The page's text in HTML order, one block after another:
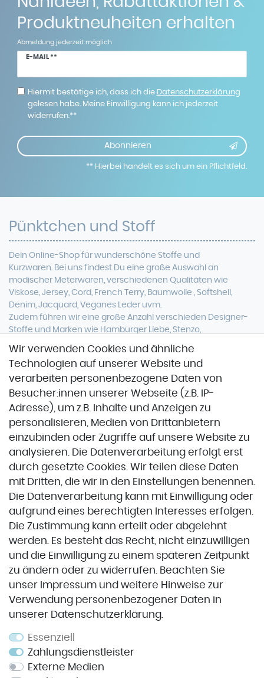
Produktneuheiten erhalten
Abmeldung jederzeit möglich
E-MAIL **
Newsletter
Hiermit bestätige ich, dass ich die Daten­schutz­erklärung
gelesen habe. Meine Einwilligung kann ich jederzeit
widerrufen.**
Abonnieren
** Hierbei handelt es sich um ein Pflichtfeld.
Pünktchen und Stoff
Dein Online-Shop für wunderschöne Stoffe und
Kurzwaren. Bei uns findest Du eine große Auswahl an
modischer Meterwaren, verschiedenen Qualitäten wie
Viskose, Jersey, Cord, French Terry, Baumwolle , Softshell ,
Denim, Jacquard, Veganes Leder uvm.
Zudem führen wir eine große Anzahl verschieden Designer-
Stoffe und Marken wie Hamburger Liebe, Stenzo,
Zahlung & Versand
Zahlung & Versand
VORKASSE
Service
Impressum
Datenschutz
Widerrufsrecht
AGB
Wir verwenden Cookies und ähnliche
Technologien auf unserer Website und
verarbeiten personenbezogene Daten von
Besucher:innen unserer Webseite (z.B. IP-
Adresse), um z.B. Inhalte und Anzeigen zu
personalisieren, Medien von Drittanbietern
einzubinden oder Zugriffe auf unsere Website zu
analysieren. Die Datenverarbeitung erfolgt erst
durch gesetzte Cookies. Wir teilen diese Daten
mit Dritten, die wir in den Einstellungen benennen.
Die Datenverarbeitung kann mit Einwilligung oder
aufgrund eines berechtigten Interesses erfolgen.
Die Zustimmung kann erteilt oder abgelehnt
werden. Es besteht das Recht, nicht einzuwilligen
und die Einwilligung zu einem späteren Zeitpunkt
zu ändern oder zu widerrufen. Beachten Sie
unser Impressum und weitere Hinweise zur
Verwendung personenbezogener Daten in
unserer
Daten­schutz­erklärung
Essenziell
Zahlungsdienstleister
Externe Medien